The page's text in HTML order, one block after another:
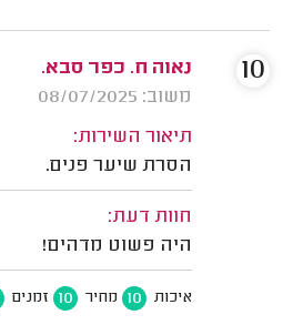
נאוה ח. כפר סבא.
משוב: 08/07/2025
תיאור השירות:
הסרת שיער פנים.
חוות דעת:
היה פשוט מדהים!
איכות 10 מחיר 10 זמנים
10